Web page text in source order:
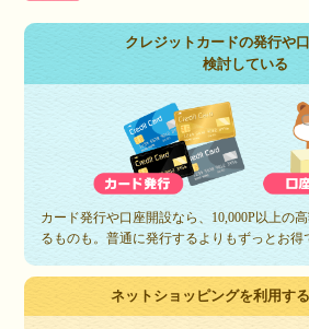
クレジットカードの発行や
検討している
カード発行や口座開設なら、10,000P以上の
るものも。普通に発行するよりもずっとお得
ネットショッピングを利用す